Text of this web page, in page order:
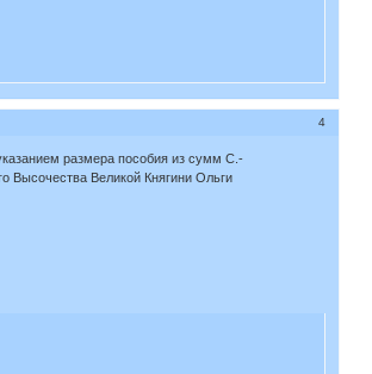
4
размера пособия из сумм С.-
Высочества Великой Княгини Ольги